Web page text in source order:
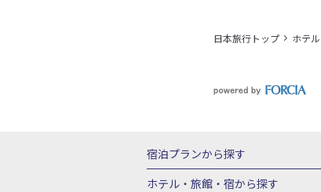
日本旅行トップ ホテ
宿泊プランから探す
北海道
東北 青森県
ホテル・旅館・宿から探す